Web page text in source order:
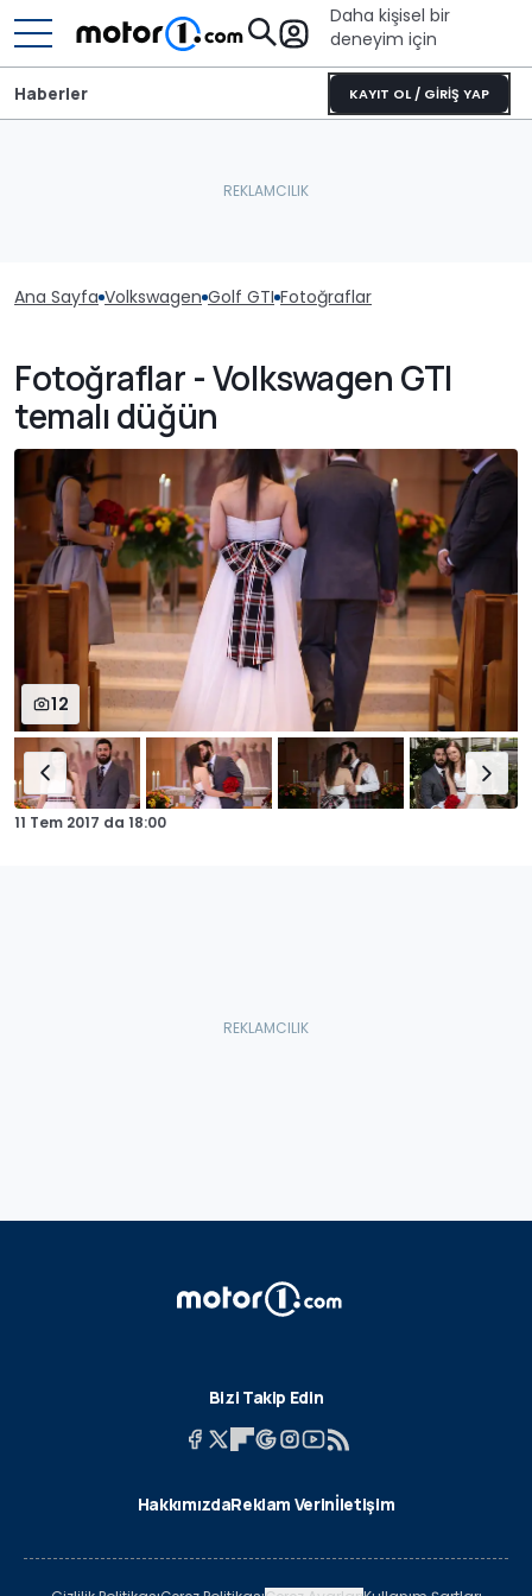
Daha kişisel bir
deneyim için
KAYIT OL / GİRİŞ YAP
Haberler
Ana Sayfa Volkswagen Golf GTI Fotoğraflar
Fotoğraflar - Volkswagen GTI
temalı düğün
12
11 Tem 2017 da 18:00
Bizi Takip Edin
HakkımızdaReklam Verinİletişim